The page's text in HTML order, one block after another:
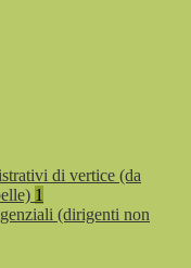
di vertice (da
1
(dirigenti non